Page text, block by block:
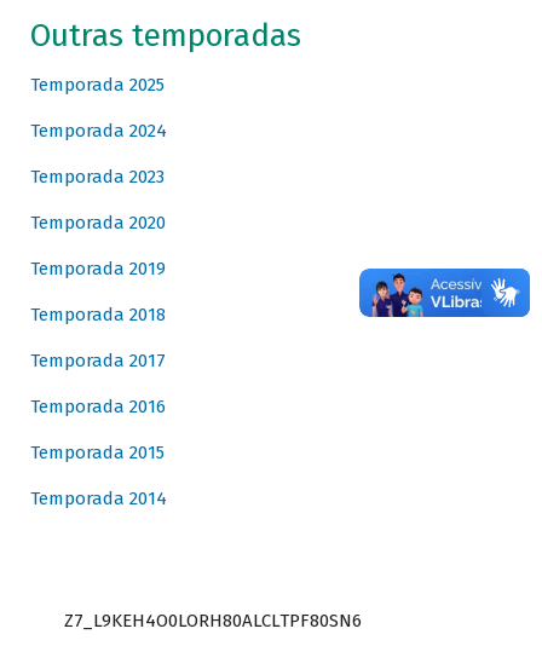
Outras temporadas
Temporada 2025
Temporada 2024
Temporada 2023
Temporada 2020
Temporada 2019
Temporada 2018
Temporada 2017
Temporada 2016
Temporada 2015
Temporada 2014
Z7_L9KEH4O0LORH80ALCLTPF80SN6